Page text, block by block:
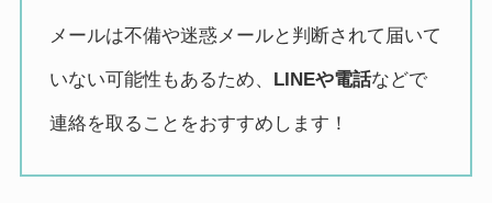
メールは不備や迷惑メールと判断されて届いて
いない可能性もあるため、 LINEや電話などで
連絡を取ることをおすすめします！